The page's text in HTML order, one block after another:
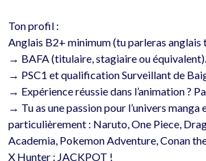
Ton profil :
Anglais B2+ minimum (tu parleras anglais
→ BAFA (titulaire, stagiaire ou équivalent).
→ PSC1 et qualification Surveillant de
→ Expérience réussie dans l’animation ?
→ Tu as une passion pour l’univers manga
particulièrement : Naruto, One Piece,
Academia, Pokemon Adventure, Conan
X Hunter : JACKPOT !